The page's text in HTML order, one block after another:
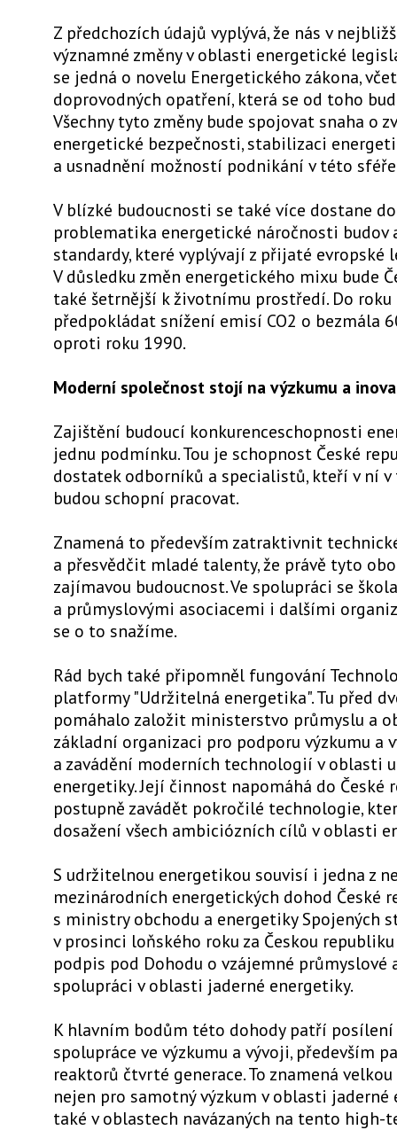
Z předchozích údajů vyplývá, že nás v
významné změny v oblasti energetické
se jedná o novelu Energetického zákona,
doprovodných opatření, která se od toho
Všechny tyto změny bude spojovat snaha o
energetické bezpečnosti, stabilizaci
a usnadnění možností podnikání v této
V blízké budoucnosti se také více dostane
problematika energetické náročnosti budov
standardy, které vyplývají z přijaté evropské
V důsledku změn energetického mixu bude
také šetrnější k životnímu prostředí. Do roku
předpokládat snížení emisí CO2 o bezmála
oproti roku 1990.
Moderní společnost stojí na výzkumu a
Zajištění budoucí konkurenceschopnosti
jednu podmínku. Tou je schopnost České
dostatek odborníků a specialistů, kteří v ní
budou schopní pracovat.
Znamená to především zatraktivnit
a přesvědčit mladé talenty, že právě tyto
zajímavou budoucnost. Ve spolupráci se
a průmyslovými asociacemi i dalšími
se o to snažíme.
Rád bych také připomněl fungování
platformy "Udržitelná energetika". Tu před
pomáhalo založit ministerstvo průmyslu a
základní organizaci pro podporu výzkumu a
a zavádění moderních technologií v oblasti
energetiky. Její činnost napomáhá do České
postupně zavádět pokročilé technologie,
dosažení všech ambiciózních cílů v oblasti
S udržitelnou energetikou souvisí i jedna z
mezinárodních energetických dohod České
s ministry obchodu a energetiky Spojených
v prosinci loňského roku za Českou
podpis pod Dohodu o vzájemné průmyslové
spolupráci v oblasti jaderné energetiky.
K hlavním bodům této dohody patří posílení
spolupráce ve výzkumu a vývoji, především
reaktorů čtvrté generace. To znamená
nejen pro samotný výzkum v oblasti jaderné
také v oblastech navázaných na tento high-